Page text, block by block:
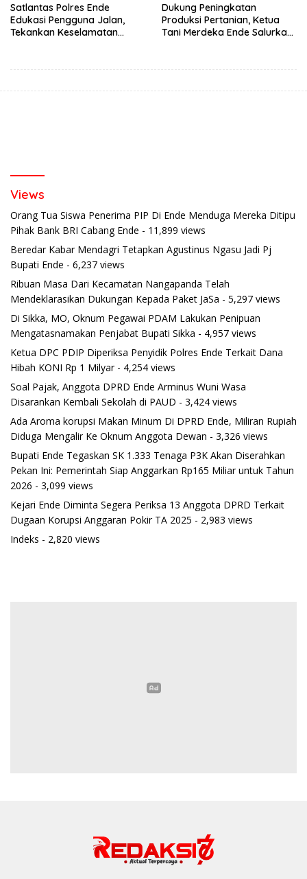
Satlantas Polres Ende
Edukasi Pengguna Jalan,
Tekankan Keselamatan
Dukung Peningkatan
Produksi Pertanian, Ketua
Tani Merdeka Ende Salurkan
Views
Orang Tua Siswa Penerima PIP Di Ende Menduga Mereka Ditipu
Pihak Bank BRI Cabang Ende - 11,899 views
Beredar Kabar Mendagri Tetapkan Agustinus Ngasu Jadi Pj
Bupati Ende - 6,237 views
Ribuan Masa Dari Kecamatan Nangapanda Telah
Mendeklarasikan Dukungan Kepada Paket JaSa - 5,297 views
Di Sikka, MO, Oknum Pegawai PDAM Lakukan Penipuan
Mengatasnamakan Penjabat Bupati Sikka - 4,957 views
Ketua DPC PDIP Diperiksa Penyidik Polres Ende Terkait Dana
Hibah KONI Rp 1 Milyar- 4,254 views
Soal Pajak, Anggota DPRD Ende Arminus Wuni Wasa
Disarankan Kembali Sekolah di PAUD - 3,424 views
Ada Aroma korupsi Makan Minum Di DPRD Ende, Miliran Rupiah
Diduga Mengalir Ke Oknum Anggota Dewan - 3,326 views
Bupati Ende Tegaskan SK 1.333 Tenaga P3K Akan Diserahkan
Pekan Ini: Pemerintah Siap Anggarkan Rp165 Miliar untuk Tahun
2026 - 3,099 views
Kejari Ende Diminta Segera Periksa 13 Anggota DPRD Terkait
Dugaan Korupsi Anggaran Pokir TA 2025 - 2,983 views
Indeks - 2,820 views